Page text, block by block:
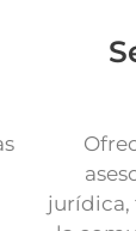
jurídica,